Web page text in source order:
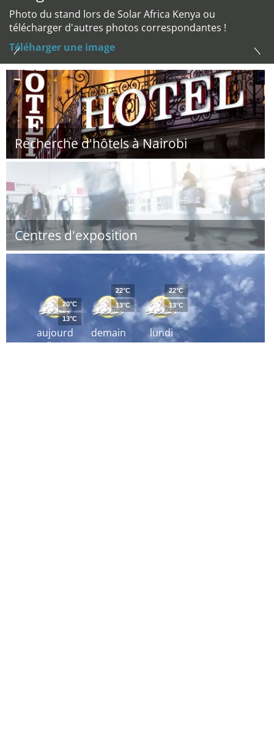
Photo du stand lors de Solar Africa Kenya ou
télécharger d'autres photos correspondantes !
Téléharger une image
Recherche d'hôtels à Nairobi
Centres d'exposition
aujourd
´hui
20°C
13°C
demain
22°C
13°C
lundi
22°C
13°C